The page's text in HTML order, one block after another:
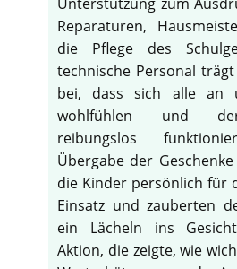
Reparaturen,
die Pflege des
technische Personal
bei, dass sich alle an
wohlfühlen und
reibungslos
Übergabe der
die Kinder persönlich für
Einsatz und zauberten
ein Lächeln ins
Aktion, die zeigte, wie